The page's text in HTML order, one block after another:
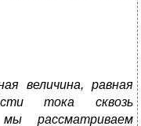
величина, равная
тока сквозь
рассматриваем